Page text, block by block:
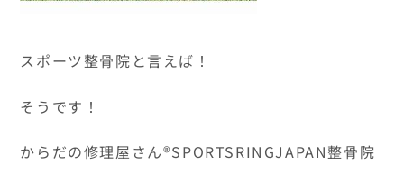
スポーツ整骨院と言えば！
そうです！
からだの修理屋さん®SPORTSRINGJAPAN整骨院